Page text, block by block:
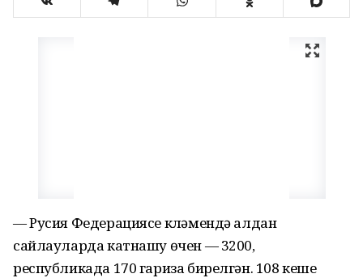
— Русия Федерациясе күләмендә алдан
сайлауларда катнашу өчен — 3200,
республикада 170 гариза бирелгән. 108 кеше